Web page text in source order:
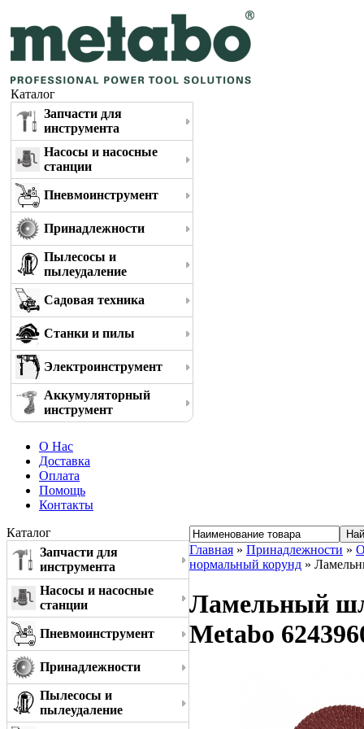
Каталог
Запчасти для
инструмента
Насосы и насосные
станции
Пневмоинструмент
Принадлежности
Пылесосы и
пылеудаление
Садовая техника
Станки и пилы
Электроинструмент
Аккумуляторный
инструмент
О Нас
Доставка
Оплата
Помощь
Контакты
Каталог
Запчасти для
инструмента
Насосы и насосные
станции
Пневмоинструмент
Принадлежности
Пылесосы и
пылеудаление
Главная » Принадлежности »
нормальный корунд »
Ламельный
Metabo